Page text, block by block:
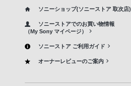
ソニーショップ(ソニーストア 取次店)
ソニーストアでのお買い物情報
（My Sony マイページ）
ソニーストア ご利用ガイド
オーナーレビューのご案内